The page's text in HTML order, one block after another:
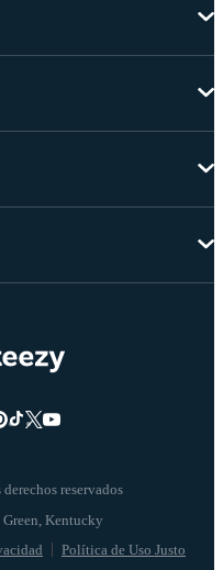
reservados
Política de Uso Justo